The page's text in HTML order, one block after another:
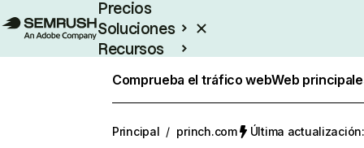
Precios
Soluciones
Recursos
Comprueba el tráfico webWeb
Principal / princh.com Última